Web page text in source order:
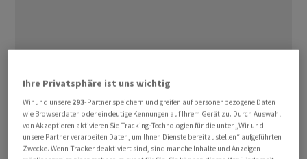
Testpflicht, schrieb der Bundesrat in einer Mitteilung.
Aufgrund der in China zirkulierenden Omikron-
Varianten gehe er gegenwärtig von einem geringen
Risiko für die Bevölkerung in der Schweiz und für das
Ihre Privatsphäre ist uns wichtig
Wir und unsere 293-Partner speichern und greifen auf personenbezogene Daten
wie Browserdaten oder eindeutige Kennungen auf Ihrem Gerät zu. Durch Auswahl
von Akzeptieren aktivieren Sie Tracking-Technologien für die unter „Wir und
unsere Partner verarbeiten Daten, um Ihnen Dienste bereitzustellen“ aufgeführten
Zwecke. Wenn Tracker deaktiviert sind, sind manche Inhalte und Anzeigen